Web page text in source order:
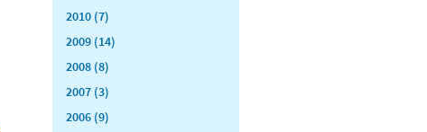
2010 (7)
2009 (14)
2008 (8)
2007 (3)
2006 (9)